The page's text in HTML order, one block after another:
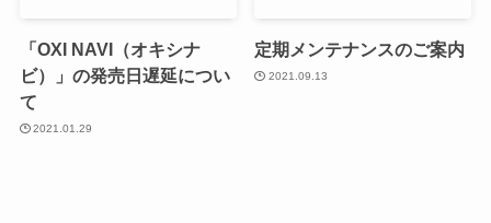
「OXI NAVI（オキシナ
ビ）」の発売日遅延につい
て
2021.01.29
定期メンテナンスのご案内
2021.09.13